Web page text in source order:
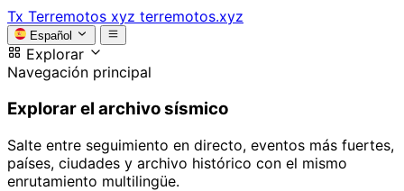
Tx Terremotos xyz terremotos.xyz
Español
Explorar
Navegación principal
Explorar el archivo sísmico
Salte entre seguimiento en directo, eventos más fuertes,
países, ciudades y archivo histórico con el mismo
enrutamiento multilingüe.